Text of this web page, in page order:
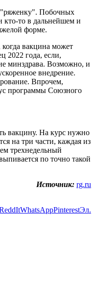
Побочных
кто-то в дальнейшем и
форме.
когда вакцина может
2022 года, если,
минздрава. Возможно, и
внедрение.
Впрочем,
программы Союзного
вакцину. На курс нужно
на три части, каждая из
трехнедельный
по точно такой
Источник: rg.ru
WhatsAppPinterestЭл.